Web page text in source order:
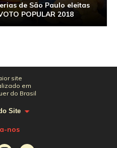
de São Paulo eleitas
POPULAR 2018
site
em
do Brasil
Site
nos